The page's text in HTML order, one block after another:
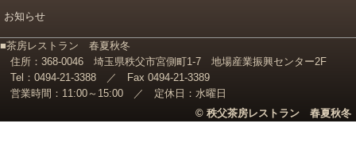
お知らせ
■茶房レストラン 春夏秋冬
住所：368-0046 埼玉県秩父市宮側町1-7 地場産業振興センター2F
Tel：0494-21-3388 ／
Fax 0494-21-3389
営業時間：11:00～15:00 ／
定休日：水曜日
© 秩父茶房レストラン 春夏秋冬